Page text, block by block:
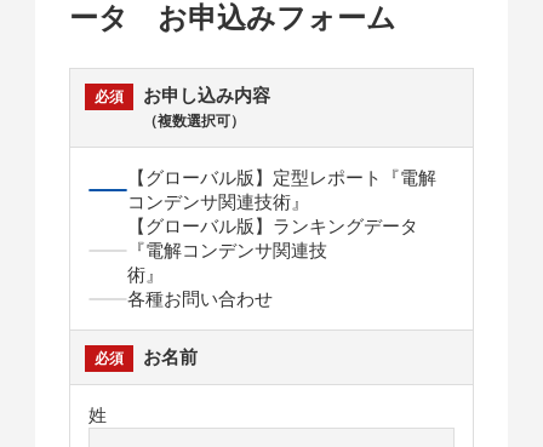
ータ お申込みフォーム
お申し込み内容
（複数選択可）
【グローバル版】定型レポート『電解
コンデンサ関連技術』
【グローバル版】ランキングデータ
『電解コンデンサ関連技
術』
各種お問い合わせ
お名前
姓